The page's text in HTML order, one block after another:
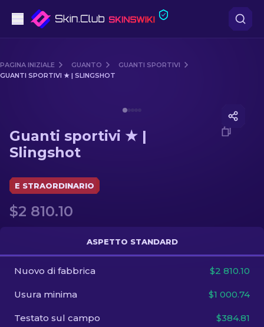
Fascia media
Fucile di precisione
Guanto
Altro
IT
PAGINA INIZIALE GUANTO
GUANTI SPORTIVI
GUANTI SPORTIVI ★ | SLINGSHOT
Guanti sportivi ★ |
Slingshot
E STRAORDINARIO
$2 810.10
ASPETTO STANDARD
Nuovo di fabbrica $2 810.10
Usura minima $1 000.74
Testato sul campo $384.81